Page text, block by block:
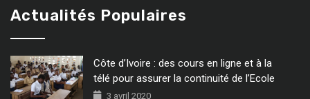
Actualités Populaires
Côte d’Ivoire : des cours en ligne et à la
télé pour assurer la continuité de l’Ecole
3 avril 2020